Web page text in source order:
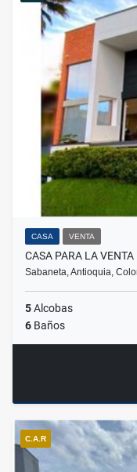
CASA VENTA
CASA PARA LA
Sabaneta, Antioquia,
5Alcobas
6 Baños
C.A.R